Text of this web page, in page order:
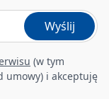
Wyślij
(w tym
umowy) i akceptuję